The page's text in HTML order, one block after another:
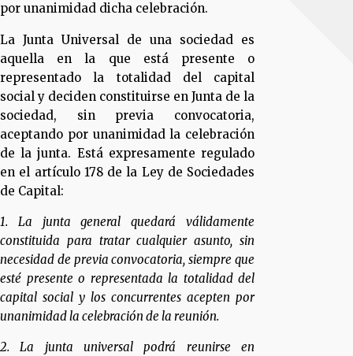
por unanimidad dicha celebración.
La Junta Universal de una sociedad es
aquella en la que está presente o
representado la totalidad del capital
social y deciden constituirse en Junta de la
sociedad, sin previa convocatoria,
aceptando por unanimidad la celebración
de la junta. Está expresamente regulado
en el artículo 178 de la Ley de Sociedades
de Capital:
1. La junta general quedará válidamente
constituida para tratar cualquier asunto, sin
necesidad de previa convocatoria, siempre que
esté presente o representada la totalidad del
capital social y los concurrentes acepten por
unanimidad la celebración de la reunión.
2. La junta universal podrá reunirse en